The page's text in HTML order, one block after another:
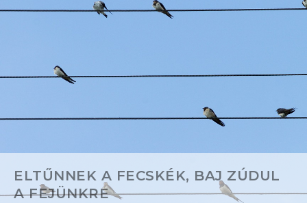
ELTŰNNEK A FECSKÉK, BAJ ZÚDUL
A FEJÜNKRE